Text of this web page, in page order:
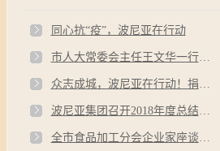
同心抗“疫”，波尼亚在行动
市人大常委会主任王文华一行视察波尼亚食品工业园
众志成城，波尼亚在行动！捐款200000元支援疫情防控
波尼亚集团召开2018年度总结表彰暨2019年工作动员大会
全市食品加工分会企业家座谈会在波尼亚召开